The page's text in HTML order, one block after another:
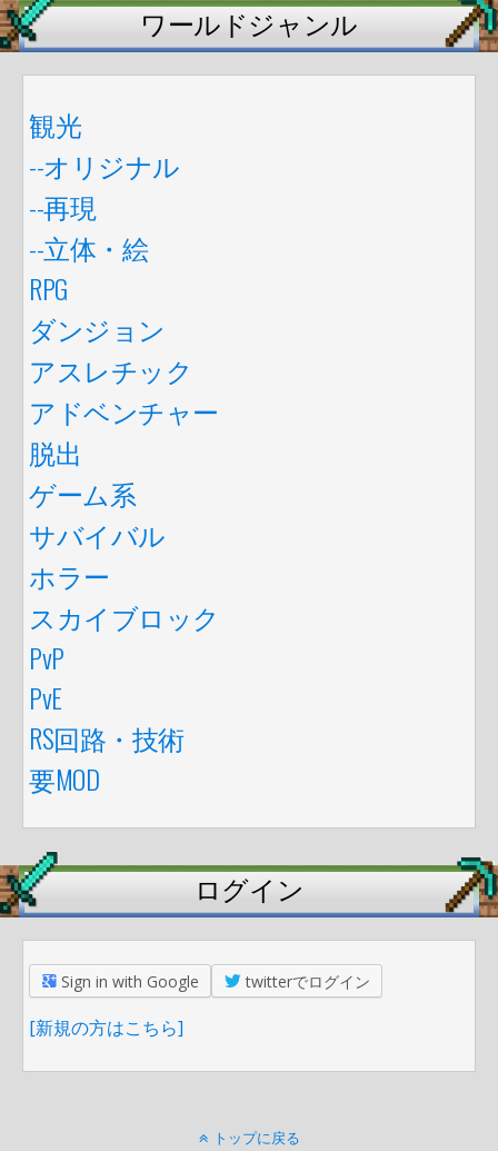
ワールドジャンル
観光
--オリジナル
--再現
--立体・絵
RPG
ダンジョン
アスレチック
アドベンチャー
脱出
ゲーム系
サバイバル
ホラー
スカイブロック
PvP
PvE
RS回路・技術
要MOD
ログイン
Sign in with Google twitterでログイン
[新規の方はこちら]
トップに戻る